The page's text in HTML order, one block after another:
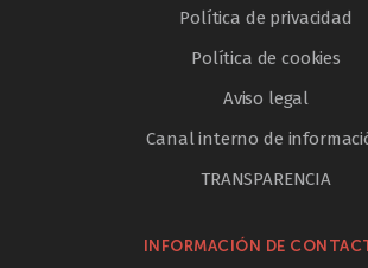
Política de privacidad
Política de cookies
Aviso legal
Canal interno de
TRANSPARENCIA
INFORMACIÓN DE